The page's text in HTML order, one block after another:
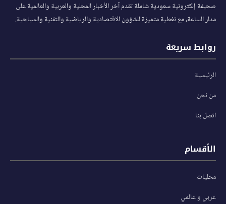
صحيفة إلكترونية سعودية شاملة تقدم آخر الأخبار المحلية والعربية والعالمية على
مدار الساعة، مع تغطية متميزة للشؤون الاقتصادية والرياضية والتقنية والسياحية.
روابط سريعة
الرئيسية
من نحن
اتصل بنا
الأقسام
محليات
عربي و عالمي